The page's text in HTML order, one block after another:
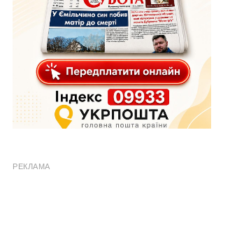
РЕКЛАМА